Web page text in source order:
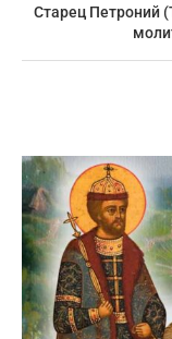
Старец Петроний